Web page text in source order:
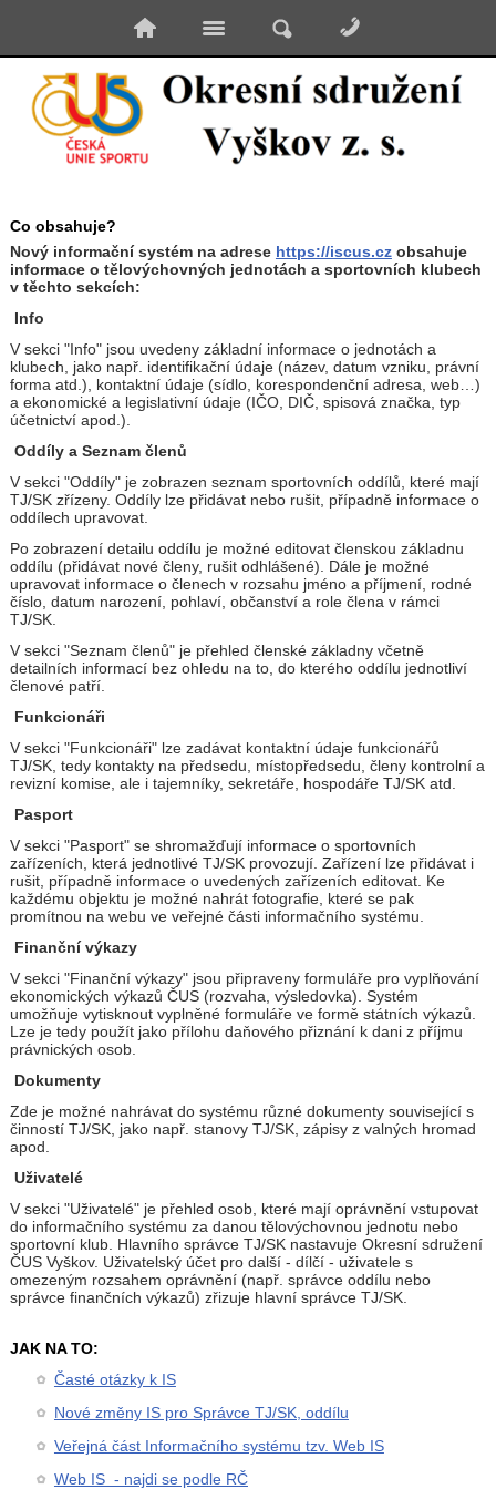
Co obsahuje?
Nový informační systém na adrese https://iscus.czobsahuje
informace o tělovýchovných jednotách a sportovních klubech
v těchto sekcích:
Info
V sekci "Info" jsou uvedeny základní informace o jednotách a
klubech, jako např. identifikační údaje (název, datum vzniku, právní
forma atd.), kontaktní údaje (sídlo, korespondenční adresa, web…)
a ekonomické a legislativní údaje (IČO, DIČ, spisová značka, typ
účetnictví apod.).
Oddíly a Seznam členů
V sekci "Oddíly" je zobrazen seznam sportovních oddílů, které mají
TJ/SK zřízeny. Oddíly lze přidávat nebo rušit, případně informace o
oddílech upravovat.
Po zobrazení detailu oddílu je možné editovat členskou základnu
oddílu (přidávat nové členy, rušit odhlášené). Dále je možné
upravovat informace o členech v rozsahu jméno a příjmení, rodné
číslo, datum narození, pohlaví, občanství a role člena v rámci
TJ/SK.
V sekci "Seznam členů" je přehled členské základny včetně
detailních informací bez ohledu na to, do kterého oddílu jednotliví
členové patří.
Funkcionáři
V sekci "Funkcionáři" lze zadávat kontaktní údaje funkcionářů
TJ/SK, tedy kontakty na předsedu, místopředsedu, členy kontrolní a
revizní komise, ale i tajemníky, sekretáře, hospodáře TJ/SK atd.
Pasport
V sekci "Pasport" se shromažďují informace o sportovních
zařízeních, která jednotlivé TJ/SK provozují. Zařízení lze přidávat i
rušit, případně informace o uvedených zařízeních editovat. Ke
každému objektu je možné nahrát fotografie, které se pak
promítnou na webu ve veřejné části informačního systému.
Finanční výkazy
V sekci "Finanční výkazy" jsou připraveny formuláře pro vyplňování
ekonomických výkazů ČUS (rozvaha, výsledovka). Systém
umožňuje vytisknout vyplněné formuláře ve formě státních výkazů.
Lze je tedy použít jako přílohu daňového přiznání k dani z příjmu
právnických osob.
Dokumenty
Zde je možné nahrávat do systému různé dokumenty související s
činností TJ/SK, jako např. stanovy TJ/SK, zápisy z valných hromad
apod.
Uživatelé
V sekci "Uživatelé" je přehled osob, které mají oprávnění vstupovat
do informačního systému za danou tělovýchovnou jednotu nebo
sportovní klub. Hlavního správce TJ/SK nastavuje Okresní sdružení
ČUS Vyškov. Uživatelský účet pro další - dílčí - uživatele s
omezeným rozsahem oprávnění (např. správce oddílu nebo
správce finančních výkazů) zřizuje hlavní správce TJ/SK.
JAK NA TO:
Časté otázky k IS
Nové změny IS pro Správce TJ/SK, oddílu
Veřejná část Informačního systému tzv. Web IS
Web IS - najdi se podle RČ